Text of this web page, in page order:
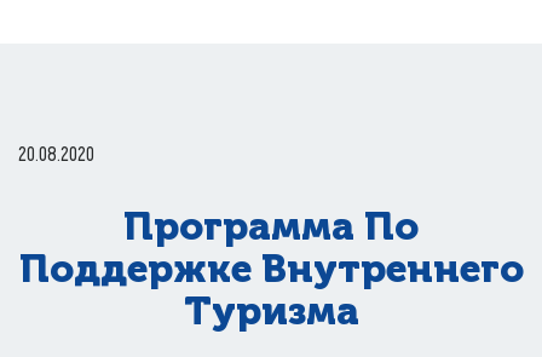
20.08.2020
Программа По
Поддержке Внутреннего
Туризма